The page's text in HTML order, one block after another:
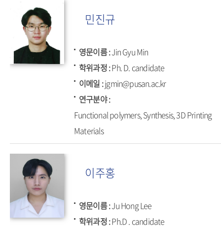
민진규
영문이름 Jin Gyu Min
학위과정 Ph. D. candidate
이메일 jgmin@pusan.ac.kr
연구분야
Functional polymers, Synthesis, 3D Printing
Materials
이주홍
영문이름 Ju Hong Lee
학위과정 Ph.D . candidate